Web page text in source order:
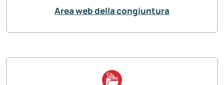
Area web della congiuntura